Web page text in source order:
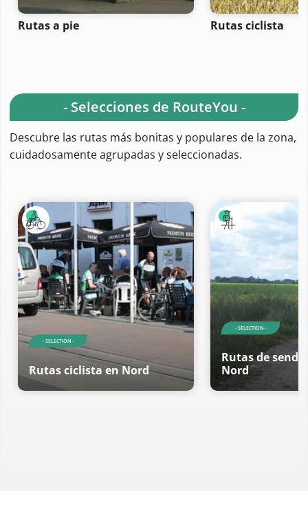
Rutas a pie Rutas ciclista
- Selecciones de RouteYou -
Descubre las rutas más bonitas y populares de la zona,
cuidadosamente agrupadas y seleccionadas.
- SELECTION -
Rutas ciclista en Nord
- SELECTION -
Rutas de
Nord